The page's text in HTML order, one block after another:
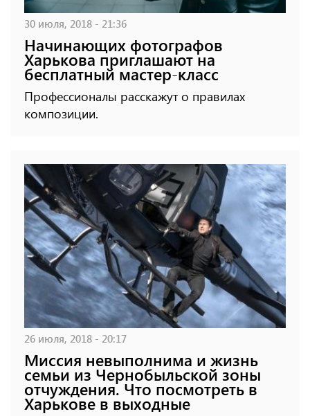
30 июля, 2018 - 21:36
Начинающих фотографов
Харькова приглашают на
бесплатный мастер-класс
Профессионалы расскажут о правилах
композиции.
26 июля, 2018 - 20:17
Миссия невыполнима и жизнь
семьи из Чернобыльской зоны
отчуждения. Что посмотреть в
Харькове в выходные